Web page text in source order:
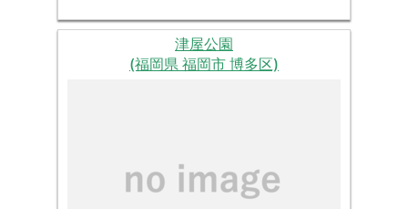
津屋公園
(福岡県 福岡市 博多区)